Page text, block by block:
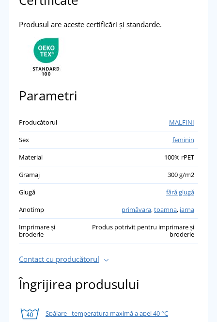
Produsul are aceste certificări și standarde.
Parametri
Producătorul
MALFINI
Sex
feminin
Material
100% rPET
Gramaj
300 g/m2
Glugă
fără glugă
Anotimp
primăvara,toamna, iarna
Imprimare și
broderie
Produs potrivit pentru imprimare și
broderie
Contact cu producătorul
Îngrijirea produsului
Spălare - temperatura maximă a apei 40 °C